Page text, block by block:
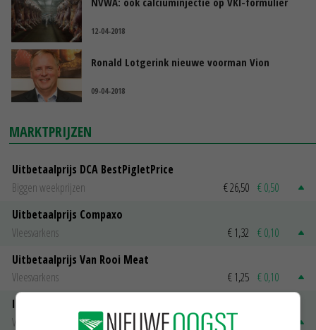
12-04-2018
Ronald Lotgerink nieuwe voorman Vion
09-04-2018
MARKTPRIJZEN
Uitbetaalprijs DCA BestPigletPrice
Biggen weekprijzen
€ 26,50 € 0,50
Uitbetaalprijs Compaxo
Vleesvarkens
€ 1,32 € 0,10
Uitbetaalprijs Van Rooi Meat
Vleesvarkens
€ 1,25 € 0,10
ISN prijs Frankrijk
Vleesvarkens